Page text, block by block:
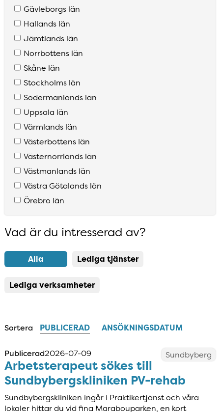
Resultatlista uppdaterad
Vad är du intresserad av?
Alla Lediga tjänster
Lediga verksamheter
Sortera PUBLICERAD ANSÖKNINGSDATUM
Sundbyberg
Publicerad2026-07-09
Arbetsterapeut sökes till
Sundbybergskliniken PV-rehab
Sundbybergskliniken ingår i Praktikertjänst och våra
lokaler hittar du vid fina Marabouparken, en kort
Gävleborgs län
Hallands län
Jämtlands län
Norrbottens län
Skåne län
Stockholms län
Södermanlands län
Uppsala län
Värmlands län
Västerbottens län
Västernorrlands län
Västmanlands län
Västra Götalands län
Örebro län